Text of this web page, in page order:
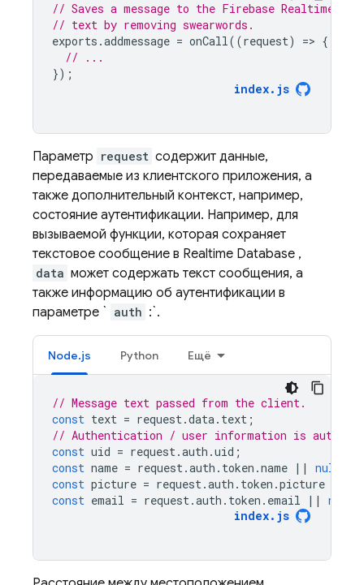
// Saves a message to the Firebase Realtime
// text by removing swearwords.
exports .addmessage = onCall((request) => {
// ...
});
index. js
Параметр request содержит данные,
передаваемые из клиентского приложения, а
также дополнительный контекст, например,
состояние аутентификации. Например, для
вызываемой функции, которая сохраняет
текстовое сообщение в Realtime Database ,
data может содержать текст сообщения, а
также информацию об аутентификации в
параметре ` auth :`.
Node.js Python Ещё
// Message text passed from the client.
const text = request.data. text ;
// Authentication / user information is
const uid = request.auth .uid ;
const name = request.auth . token .name || null
const picture = request.auth . token .picture
const email = request.auth . token . email || null
index. js